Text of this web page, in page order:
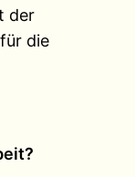
der
die